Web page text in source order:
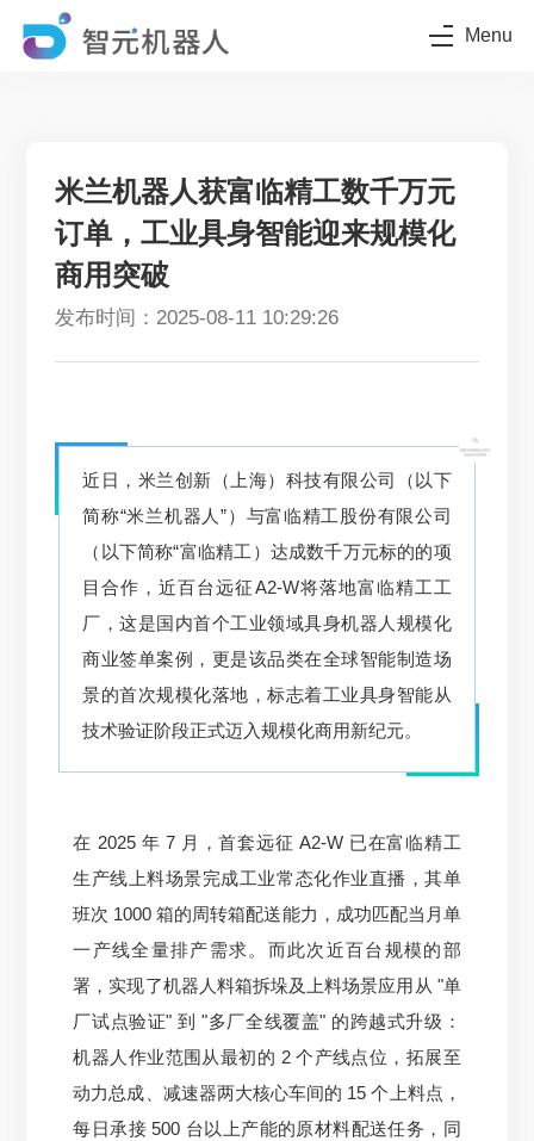
Menu
米兰机器人获富临精工数千万元
订单，工业具身智能迎来规模化
商用突破
发布时间：2025-08-11 10:29:26
近日，米兰创新（上海）科技有限公司（以下
简称“米兰机器人”）与富临精工股份有限公司
（以下简称“富临精工）达成数千万元标的的项
目合作，近百台远征A2-W将落地富临精工工
厂，这是国内首个工业领域具身机器人规模化
商业签单案例，更是该品类在全球智能制造场
景的首次规模化落地，标志着工业具身智能从
技术验证阶段正式迈入规模化商用新纪元。
在 2025 年 7 月，首套远征 A2-W 已在富临精工
生产线上料场景完成工业常态化作业直播，其单
班次 1000 箱的周转箱配送能力，成功匹配当月单
一产线全量排产需求。而此次近百台规模的部
署，实现了机器人料箱拆垛及上料场景应用从 "单
厂试点验证" 到 "多厂全线覆盖" 的跨越式升级：
机器人作业范围从最初的 2 个产线点位，拓展至
动力总成、减速器两大核心车间的 15 个上料点，
每日承接 500 台以上产能的原材料配送任务，同